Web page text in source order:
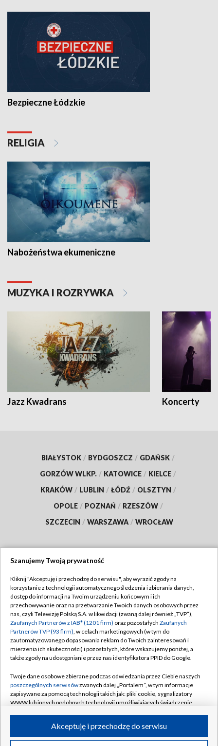
Bezpieczne Łódzkie
RELIGIA
Nabożeństwa ekumeniczne
MUZYKA I ROZRYWKA
Jazz Kwadrans Koncerty
BIAŁYSTOK / BYDGOSZCZ / GDAŃSK /
GORZÓW WLKP. / KATOWICE / KIELCE /
KRAKÓW / LUBLIN / ŁÓDŹ / OLSZTYN /
OPOLE / POZNAŃ / RZESZÓW /
SZCZECIN / WARSZAWA / WROCŁAW
TVP
Abonament TVP
Emisja w TVP
Centrum informacji TVP
Naziemna Telewizja Cyfrowa
Rada Programowa
System NOS
Informacje o nadawcy
Program dla prasy
Regulamin TVP
Polityka prywatności
Moje zgody
Pomoc
Kontakt
Kanały
©2026 Telewizja Polska S.A. w likwidacji
Szanujemy Twoją prywatność
Kliknij "Akceptuję i przechodzę do serwisu", aby wyrazić zgody na
korzystanie z technologii automatycznego śledzenia i zbierania danych,
dostęp do informacji na Twoim urządzeniu końcowym i ich
przechowywanie oraz na przetwarzanie Twoich danych osobowych przez
nas, czyli Telewizję Polską S.A. w likwidacji (zwaną dalej również „TVP”),
Zaufanych Partnerów z IAB* (1201 firm) oraz pozostałych Zaufanych
Partnerów TVP (93 firm), w celach marketingowych (w tym do
zautomatyzowanego dopasowania reklam do Twoich zainteresowań i
mierzenia ich skuteczności) i pozostałych, które wskazujemy poniżej, a
także zgody na udostępnianie przez nas identyfikatora PPID do Google.
Twoje dane osobowe zbierane podczas odwiedzania przez Ciebie naszych
poszczególnych serwisówzwanych dalej „Portalem”, w tym informacje
zapisywane za pomocą technologii takich jak: pliki cookie, sygnalizatory
WWW lub innych podobnych technologii umożliwiających świadczenie
ruchu w Internecie.Akceptuję i przechodzę do serwisu